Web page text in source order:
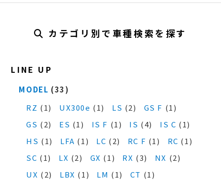
カテゴリ別で車種検索を探す
LINE UP
MODEL (33)
RZ (1) UX300e (1) LS (2) GS F (1)
GS (2) ES (1) IS F (1) IS (4) IS C (1)
HS (1) LFA (1) LC (2) RC F (1) RC (1)
SC (1) LX (2) GX (1) RX (3) NX (2)
UX (2) LBX (1) LM (1) CT (1)